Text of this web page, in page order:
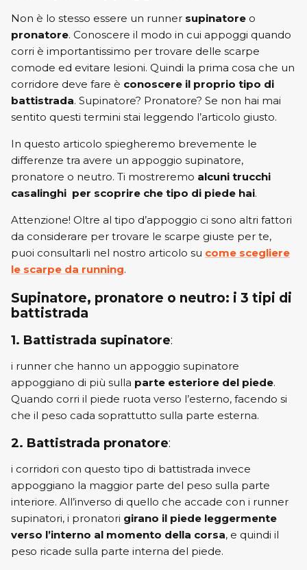
New Balance
ON
Saucony
ON
Saucony
Non è lo stesso essere un runner supinatore o
pronatore. Conoscere il modo in cui appoggi quando
corri è importantissimo per trovare delle scarpe
comode ed evitare lesioni. Quindi la prima cosa che un
corridore deve fare è conoscere il proprio tipo di
battistrada. Supinatore? Pronatore? Se non hai mai
sentito questi termini stai leggendo l’articolo giusto.
In questo articolo spiegheremo brevemente le
differenze tra avere un appoggio supinatore,
pronatore o neutro. Ti mostreremo alcuni trucchi
casalinghi per scoprire che tipo di piede hai.
Attenzione! Oltre al tipo d’appoggio ci sono altri fattori
da considerare per trovare le scarpe giuste per te,
puoi consultarli nel nostro articolo su come scegliere
le scarpe da running.
Supinatore, pronatore o neutro: i 3 tipi di
battistrada
1. Battistrada supinatore:
i runner che hanno un appoggio supinatore
appoggiano di più sulla parte esteriore del piede.
Quando corri il piede ruota verso l’esterno, facendo si
che il peso cada soprattutto sulla parte esterna.
2. Battistrada pronatore:
i corridori con questo tipo di battistrada invece
appoggiano la maggior parte del peso sulla parte
interiore. All’inverso di quello che accade con i runner
supinatori, i pronatori girano il piede leggermente
verso l’interno al momento della corsa, e quindi il
peso ricade sulla parte interna del piede.